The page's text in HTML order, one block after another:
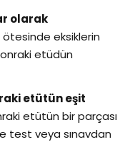
olarak
ötesinde eksiklerin
etüdün
etütün eşit
etütün bir parçası
test veya sınavdan